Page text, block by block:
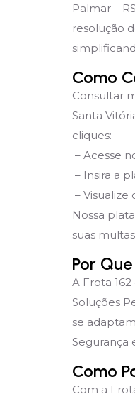
Palmar –
resolução
Como
Consultar
Santa
cliques:
– Acesse
– Insira a
–
Nossa
suas
Por
A Frota
Soluções
se
Segurança
Como
Com a